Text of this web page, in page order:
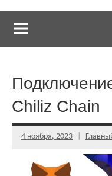
Chiliz Chain
4 ноября, 2023